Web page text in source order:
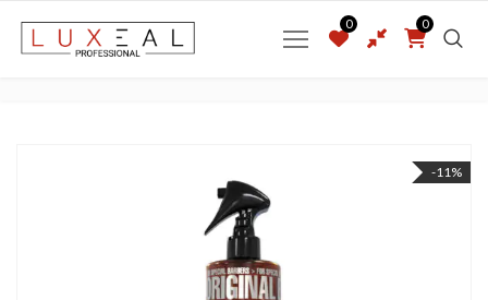
0 0
-11%